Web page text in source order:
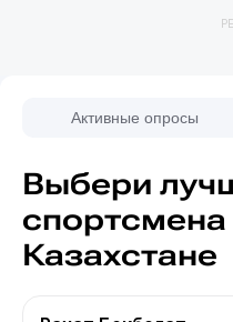
Активные опросы
Выбери
спортсмена
Казахстане